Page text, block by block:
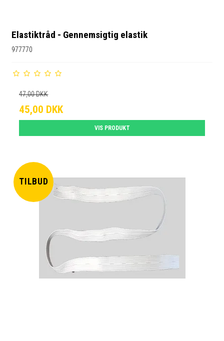
Elastiktråd - Gennemsigtig elastik
977770
47,00 DKK
45,00 DKK
VIS PRODUKT
TILBUD